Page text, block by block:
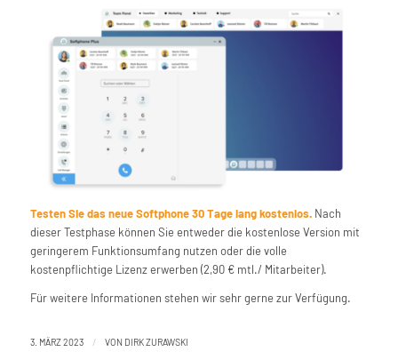
Testen Sie das neue Softphone 30 Tage lang kostenlos.Nach
dieser Testphase können Sie entweder die kostenlose Version mit
geringerem Funktionsumfang nutzen oder die volle
kostenpflichtige Lizenz erwerben (2,90 € mtl./ Mitarbeiter).
Für weitere Informationen stehen wir sehr gerne zur Verfügung.
3. MÄRZ 2023 / VON DIRK ZURAWSKI